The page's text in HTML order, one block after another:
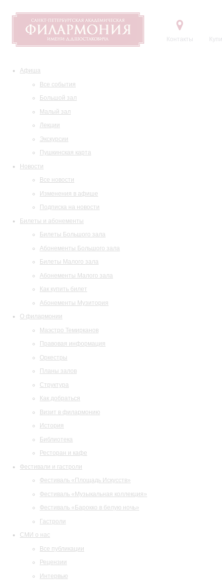
Контакты
Афиша
Все события
Большой зал
Малый зал
Лекции
Экскурсии
Пушкинская карта
Новости
Все новости
Изменения в афише
Подписка на новости
Билеты и абонементы
Билеты Большого зала
Абонементы Большого зала
Билеты Малого зала
Абонементы Малого зала
Как купить билет
Абонементы Музитория
О филармонии
Маэстро Темирканов
Правовая информация
Оркестры
Планы залов
Структура
Как добраться
Визит в филармонию
История
Библиотека
Ресторан и кафе
Фестивали и гастроли
Фестиваль «Площадь Искусств»
Фестиваль «Музыкальная коллекция»
Фестиваль «Барокко в белую ночь»
Гастроли
СМИ о нас
Все публикации
Рецензии
Интервью